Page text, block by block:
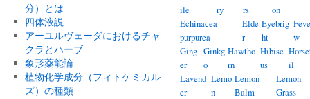
分）とは
四体液説
アーユルヴェーダにおけるチャ
クラとハーブ
象形薬能論
植物化学成分（フィトケミカル
ズ）の種類
ile
ry
rs
on
Echinacea
purpurea
Elde
r
Eyebrig
ht
w
Ging
er
Ginkg
o
Hawtho
rn
Hibisc
us
il
Lavend
er
Lemo
n
Lemon
Balm
Lemon
Grass